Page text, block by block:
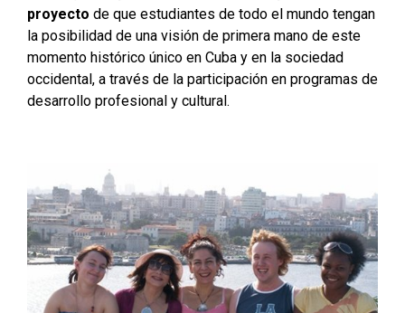
proyecto de que estudiantes de todo el mundo tengan
la posibilidad de una visión de primera mano de este
momento histórico único en Cuba y en la sociedad
occidental, a través de la participación en programas de
desarrollo profesional y cultural.